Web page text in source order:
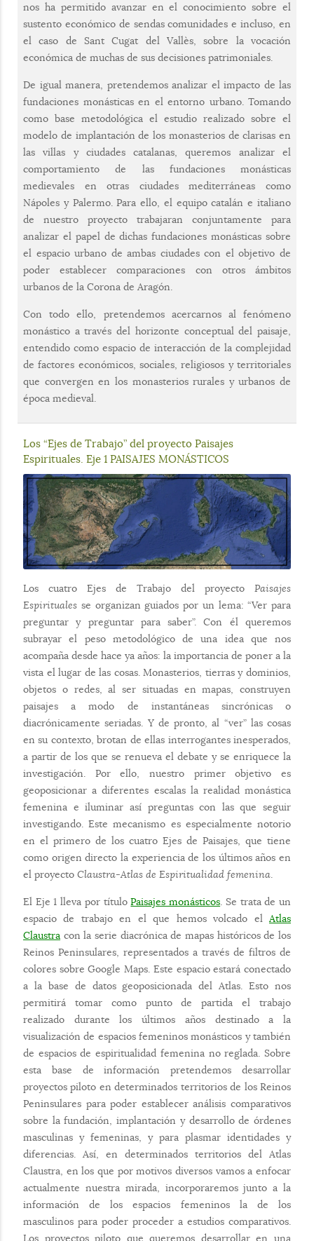
nos ha permitido avanzar en el conocimiento sobre el
sustento económico de sendas comunidades e incluso, en
el caso de Sant Cugat del Vallès, sobre la vocación
económica de muchas de sus decisiones patrimoniales.
De igual manera, pretendemos analizar el impacto de las
fundaciones monásticas en el entorno urbano. Tomando
como base metodológica el estudio realizado sobre el
modelo de implantación de los monasterios de clarisas en
las villas y ciudades catalanas, queremos analizar el
comportamiento de las fundaciones monásticas
medievales en otras ciudades mediterráneas como
Nápoles y Palermo. Para ello, el equipo catalán e italiano
de nuestro proyecto trabajaran conjuntamente para
analizar el papel de dichas fundaciones monásticas sobre
el espacio urbano de ambas ciudades con el objetivo de
poder establecer comparaciones con otros ámbitos
urbanos de la Corona de Aragón.
Con todo ello, pretendemos acercarnos al fenómeno
monástico a través del horizonte conceptual del paisaje,
entendido como espacio de interacción de la complejidad
de factores económicos, sociales, religiosos y territoriales
que convergen en los monasterios rurales y urbanos de
época medieval.
Los “Ejes de Trabajo” del proyecto Paisajes
Espirituales. Eje 1 PAISAJES MONÁSTICOS
Los cuatro Ejes de Trabajo del proyecto Paisajes
Espirituales se organizan guiados por un lema: “Ver para
preguntar y preguntar para saber”. Con él queremos
subrayar el peso metodológico de una idea que nos
acompaña desde hace ya años: la importancia de poner a la
vista el lugar de las cosas. Monasterios, tierras y dominios,
objetos o redes, al ser situadas en mapas, construyen
paisajes a modo de instantáneas sincrónicas o
diacrónicamente seriadas. Y de pronto, al “ver” las cosas
en su contexto, brotan de ellas interrogantes inesperados,
a partir de los que se renueva el debate y se enriquece la
investigación. Por ello, nuestro primer objetivo es
geoposicionar a diferentes escalas la realidad monástica
femenina e iluminar así preguntas con las que seguir
investigando. Este mecanismo es especialmente notorio
en el primero de los cuatro Ejes de Paisajes, que tiene
como origen directo la experiencia de los últimos años en
el proyecto Claustra-Atlas de Espiritualidad femenina.
El Eje 1 lleva por títuloPaisajes monásticos. Se trata de un
espacio de trabajo en el que hemos volcado el Atlas
Claustra con la serie diacrónica de mapas históricos de los
Reinos Peninsulares, representados a través de filtros de
colores sobre Google Maps. Este espacio estará conectado
a la base de datos geoposicionada del Atlas. Esto nos
permitirá tomar como punto de partida el trabajo
realizado durante los últimos años destinado a la
visualización de espacios femeninos monásticos y también
de espacios de espiritualidad femenina no reglada. Sobre
esta base de información pretendemos desarrollar
proyectos piloto en determinados territorios de los Reinos
Peninsulares para poder establecer análisis comparativos
sobre la fundación, implantación y desarrollo de órdenes
masculinas y femeninas, y para plasmar identidades y
diferencias. Así, en determinados territorios del Atlas
Claustra, en los que por motivos diversos vamos a enfocar
actualmente nuestra mirada, incorporaremos junto a la
información de los espacios femeninos la de los
masculinos para poder proceder a estudios comparativos.
Los proyectos piloto que queremos desarrollar en una